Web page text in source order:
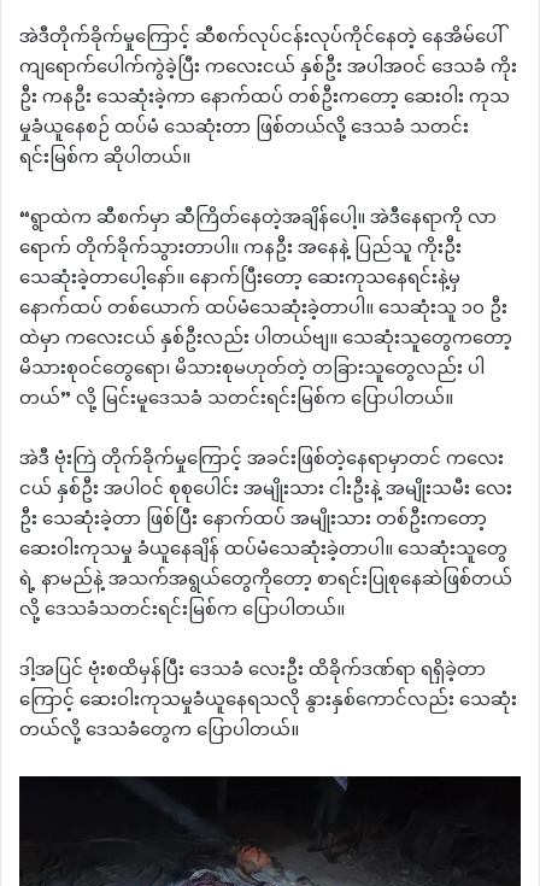
အဲဒီတိုက်ခိုက်မှုကြောင့် ဆီစက်လုပ်ငန်းလုပ်ကိုင်နေတဲ့ နေအိမ်ပေါ်
ကျရောက်ပေါက်ကွဲခဲ့ပြီး ကလေးငယ် နှစ်ဦး အပါအဝင် ဒေသခံ ကိုး
ဦး ကနဦး သေဆုံးခဲ့ကာ နောက်ထပ် တစ်ဦးကတော့ ဆေးဝါး ကုသ
မှုခံယူနေစဉ် ထပ်မံ သေဆုံးတာ ဖြစ်တယ်လို့ ဒေသခံ သတင်း
ရင်းမြစ်က ဆိုပါတယ်။
“ရွာထဲက ဆီစက်မှာ ဆီကြိတ်နေတဲ့အချိန်ပေါ့။ အဲဒီနေရာကို လာ
ရောက် တိုက်ခိုက်သွားတာပါ။ ကနဦး အနေနဲ့ ပြည်သူ ကိုးဦး
သေဆုံးခဲ့တာပေါ့နော်။ နောက်ပြီးတော့ ဆေးကုသနေရင်းနဲ့မှ
နောက်ထပ် တစ်ယောက် ထပ်မံသေဆုံးခဲ့တာပါ။ သေဆုံးသူ ၁၀ ဦး
ထဲမှာ ကလေးငယ် နှစ်ဦးလည်း ပါတယ်ဗျ။ သေဆုံးသူတွေကတော့
မိသားစုဝင်တွေရော၊ မိသားစုမဟုတ်တဲ့ တခြားသူတွေလည်း ပါ
တယ်” လို့ မြင်းမူဒေသခံ သတင်းရင်းမြစ်က ပြောပါတယ်။
အဲဒီ ဗုံးကြဲ တိုက်ခိုက်မှုကြောင့် အခင်းဖြစ်တဲ့နေရာမှာတင် ကလေး
ငယ် နှစ်ဦး အပါဝင် စုစုပေါင်း အမျိုးသား ငါးဦးနဲ့ အမျိုးသမီး လေး
ဦး သေဆုံးခဲ့တာ ဖြစ်ပြီး နောက်ထပ် အမျိုးသား တစ်ဦးကတော့
ဆေးဝါးကုသမှု ခံယူနေချိန် ထပ်မံသေဆုံးခဲ့တာပါ။ သေဆုံးသူတွေ
ရဲ့ နာမည်နဲ့ အသက်အရွယ်တွေကိုတော့ စာရင်းပြုစုနေဆဲဖြစ်တယ်
လို့ ဒေသခံသတင်းရင်းမြစ်က ပြောပါတယ်။
ဒါ့အပြင် ဗုံးစထိမှန်ပြီး ဒေသခံ လေးဦး ထိခိုက်ဒဏ်ရာ ရရှိခဲ့တာ
ကြောင့် ဆေးဝါးကုသမှုခံယူနေရသလို နွားနှစ်ကောင်လည်း သေဆုံး
တယ်လို့ ဒေသခံတွေက ပြောပါတယ်။